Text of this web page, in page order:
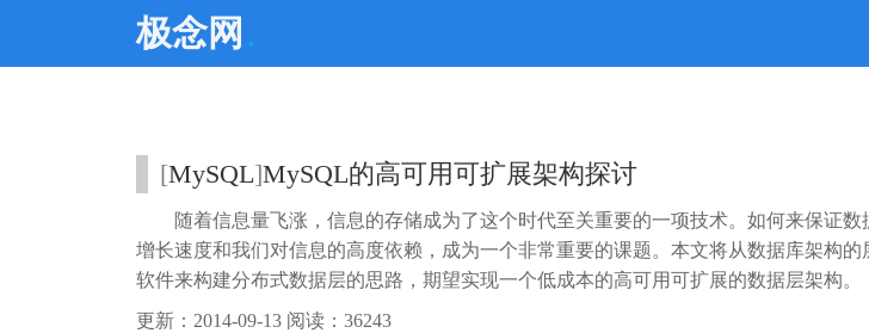
极念网 .
[MySQL]MySQL的高可用可扩展架构探讨
随着信息量飞涨，信息的存储成为了这个时代至关重要的一项技术。如何来保证
增长速度和我们对信息的高度依赖，成为一个非常重要的课题。本文将从数据库架构
软件来构建分布式数据层的思路，期望实现一个低成本的高可用可扩展的数据层架构。
更新：2014-09-13 阅读：36243